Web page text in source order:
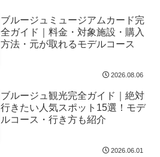
ブルージュミュージアムカード完
全ガイド｜料金・対象施設・購入
方法・元が取れるモデルコース
2026.08.06
ブルージュ観光完全ガイド｜絶対
行きたい人気スポット15選！モデ
ルコース・行き方も紹介
2026.06.01